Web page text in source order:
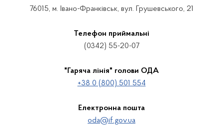
76015, м. Івано-Франківськ, вул. Грушевського, 21
Телефон приймальні
(0342) 55-20-07
"Гаряча лінія" голови ОДА
+38 0 (800) 501 554
Електронна пошта
oda@if.gov.ua